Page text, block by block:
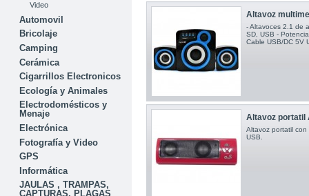
Video
Automovil
Bricolaje
Camping
Cerámica
Cigarrillos Electronicos
Ecología y Animales
Electrodomésticos y
Menaje
Electrónica
Fotografía y Video
GPS
Informática
JAULAS , TRAMPAS,
CAPTURAS, PLAGAS
Altavoz
- Altavoces 2.1 de
SD, USB -
Cable USB/DC 5V
Altavoz portatil
Altavoz portatil
USB.